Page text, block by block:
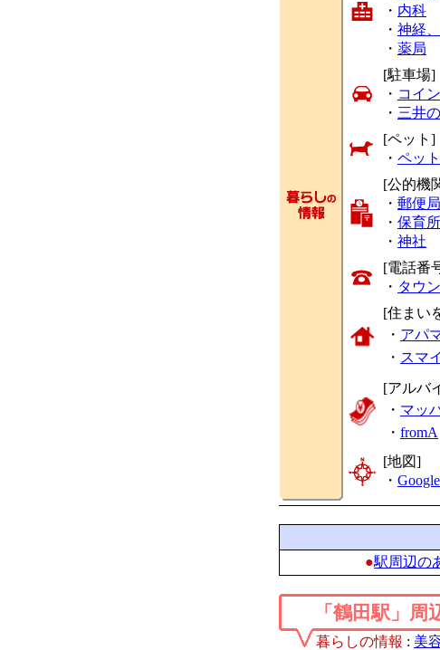
・ 内科
・ 神経
・ 薬局
[駐車場]
・ コイ
・ 三井
[ペット]
・ ペッ
[公的機
・ 郵便局
・ 保育所
・ 神社
[電話番
・ タウ
[住まい
・ アパ
・ スマ
[アルバ
・ マッ
・ fromA
[地図]
・
●駅周辺の
「鶴田駅」周
暮らしの情報 : 美